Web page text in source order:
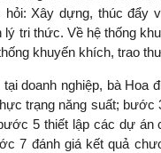
Xây dựng, thúc đẩy
lý tri thức. Về hệ thống
khuyến khích, trao
doanh nghiệp, bà
trạng năng suất;
5 thiết lập các dự án
7 đánh giá kết quả